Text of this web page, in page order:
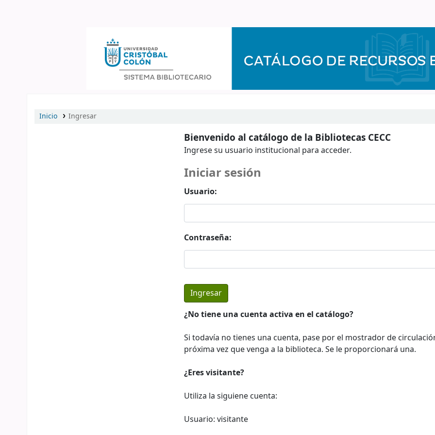
Inicio Ingresar
Bienvenido al catálogo de la Bibliotecas CECC
Ingrese su usuario institucional para acceder.
Iniciar sesión
Usuario:
Contraseña:
¿No tiene una cuenta activa en el catálogo?
Si todavía no tienes una cuenta, pase por el mostrador de
próxima vez que venga a la biblioteca. Se le proporcionará una.
¿Eres visitante?
Utiliza la siguiene cuenta:
Usuario: visitante